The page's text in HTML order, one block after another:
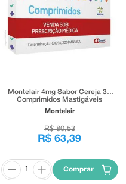
Montelair 4mg Sabor Cereja 30
Comprimidos Mastigáveis
Montelair
R$ 80,53
R$ 63,39
Comprar